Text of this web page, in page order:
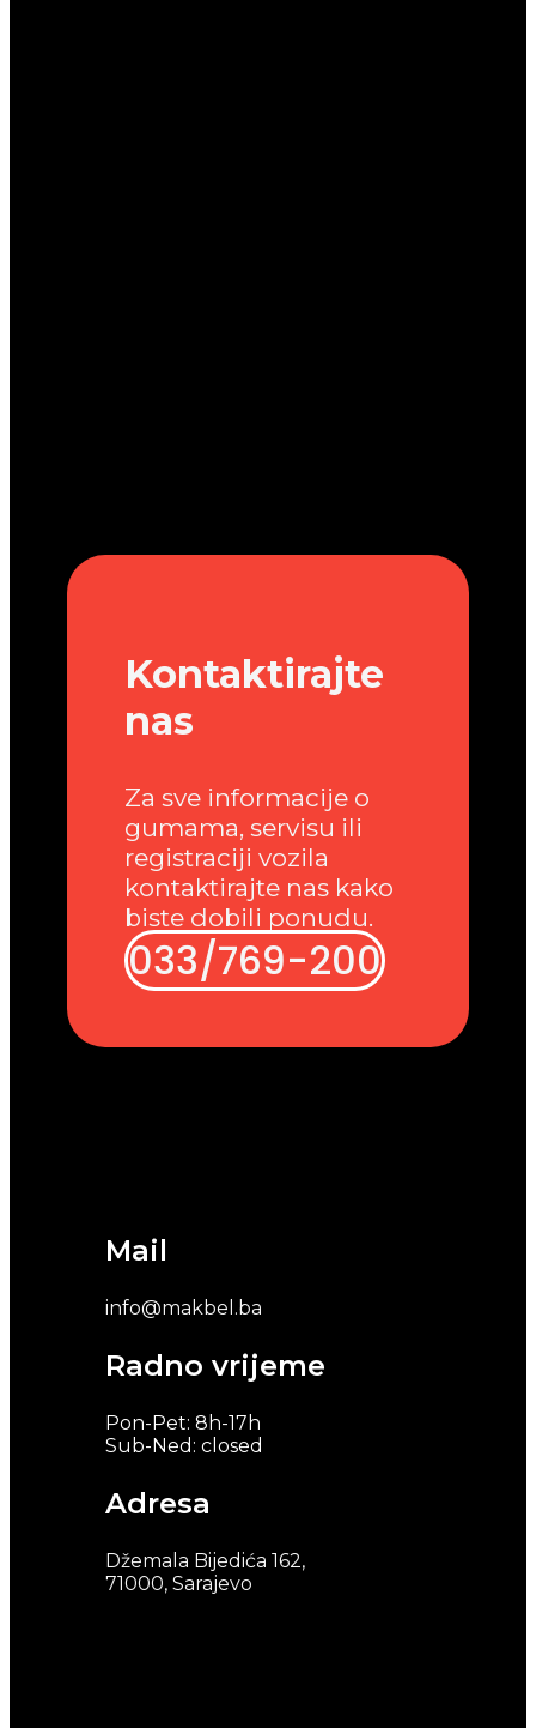
Mail
info@makbel.ba
Radno vrijeme
Pon-Pet: 8h-17h
Sub-Ned: closed
Adresa
Džemala Bijedića 162,
71000, Sarajevo
Kontaktirajte
nas
Za sve informacije o
gumama, servisu ili
registraciji vozila
kontaktirajte nas kako
biste dobili ponudu.
033/769-200